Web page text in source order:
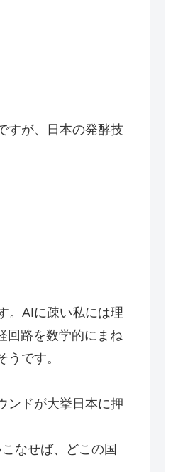
すが、日本の発酵技
。AIに疎い私には理
回路を数学的にまね
です。
ンドが大挙日本に押
なせば、どこの国